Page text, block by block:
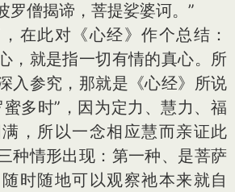
罗僧揭谛，菩提娑婆诃。”
此对《心经》作个总结：
，就是指一切有情的真心。所
入参究，那就是《心经》所说
多时”，因为定力、慧力、福
，所以一念相应慧而亲证此
种情形出现：第一种、是菩萨
时随地可以观察祂本来就自